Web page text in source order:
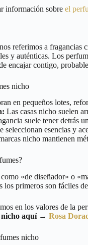
información sobre el
referimos a fragancias
y auténticas. Los
encajar contigo,
nicho
en pequeños lotes,
Las casas nicho suelen
suele tener detrás
seleccionan esencias y
nicho mantienen
«de diseñador» o
primeros son fáciles
en los valores de la
nicho aquí → Rosa
nicho